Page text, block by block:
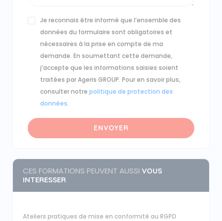
Je reconnais être informé que l’ensemble des
données du formulaire sont obligatoires et
nécessaires à la prise en compte de ma
demande. En soumettant cette demande,
j’accepte que les informations saisies soient
traitées par Ageris GROUP. Pour en savoir plus,
consulter notrepolitique de protection des
données.
ENVOYER
CES FORMATIONS PEUVENT AUSSI VOUS
INTERESSER
Ateliers pratiques de mise en conformité au RGPD